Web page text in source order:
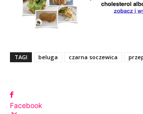
TAGI beluga czarna soczewica
Facebook